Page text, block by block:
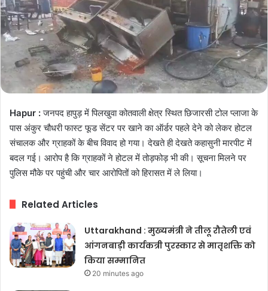
Hapur :जनपद हापुड़ में पिलखुवा कोतवाली क्षेत्र स्थित छिजारसी टोल प्लाजा के
पास अंकुर चौधरी फास्ट फूड सेंटर पर खाने का ऑर्डर पहले देने को लेकर होटल
संचालक और ग्राहकों के बीच विवाद हो गया। देखते ही देखते कहासुनी मारपीट में
बदल गई। आरोप है कि ग्राहकों ने होटल में तोड़फोड़ भी की। सूचना मिलने पर
पुलिस मौके पर पहुंची और चार आरोपितों को हिरासत में ले लिया।
Related Articles
Uttarakhand : मुख्यमंत्री ने तीलू रौतेली एवं
आंगनबाड़ी कार्यकत्री पुरस्कार से मातृशक्ति को
किया सम्मानित
20 minutes ago